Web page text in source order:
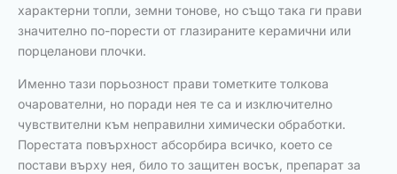
характерни топли, земни тонове, но също така ги прави
значително по-порести от глазираните керамични или
порцеланови плочки.
Именно тази порьозност прави тометките толкова
очарователни, но поради нея те са и изключително
чувствителни към неправилни химически обработки.
Порестата повърхност абсорбира всичко, което се
постави върху нея, било то защитен восък, препарат за